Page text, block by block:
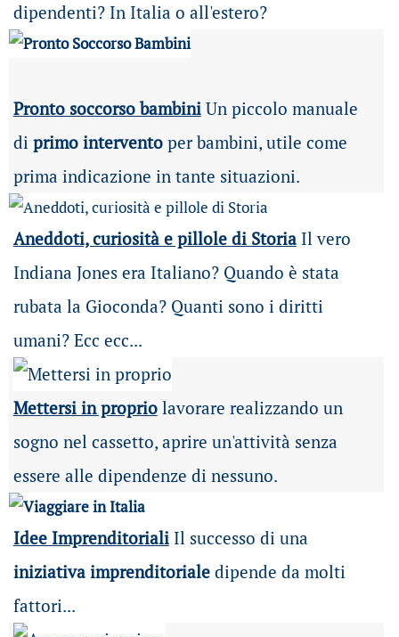
dipendenti? In Italia o all'estero?
Pronto soccorso bambiniUn piccolo manuale
di primo interventoper bambini, utile come
prima indicazione in tante situazioni.
Aneddoti, curiosità e pillole di Storia Il vero
Indiana Jones era Italiano? Quando è stata
rubata la Gioconda? Quanti sono i diritti
umani? Ecc ecc...
Mettersi in propriolavorare realizzando un
sogno nel cassetto, aprire un'attività senza
essere alle dipendenze di nessuno.
Idee ImprenditorialiIl successo di una
iniziativa imprenditorialedipende da molti
fattori...